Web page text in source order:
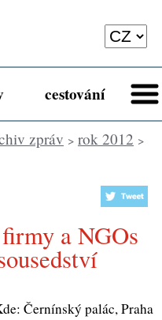
cestování
zpráv > rok 2012 >
Černínský palác, Praha